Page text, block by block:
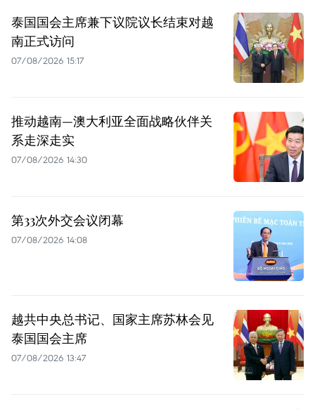
泰国国会主席兼下议院议长结束对越
南正式访问
07/08/2026 15:17
推动越南—澳大利亚全面战略伙伴关
系走深走实
07/08/2026 14:30
第33次外交会议闭幕
07/08/2026 14:08
越共中央总书记、国家主席苏林会见
泰国国会主席
07/08/2026 13:47